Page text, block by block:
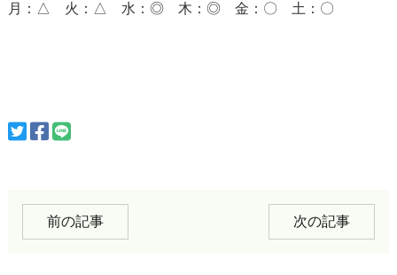
月：△ 火：△ 水：◎ 木：◎ 金：〇 土：〇
前の記事 次の記事